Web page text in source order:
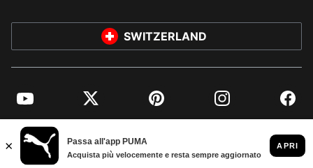
SWITZERLAND
YouTube Twitter Pinterest Instagram
© PUMA EUROPE GMBH, 2026. TUTTI I DIRITTI RISERVATI
DATI AZIENDALI E LEGALI